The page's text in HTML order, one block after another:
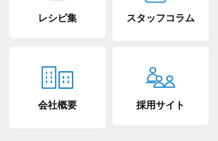
レシピ集 スタッフコラム
会社概要 採用サイト